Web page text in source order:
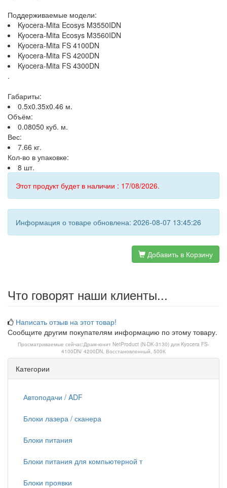
Поддерживаемые модели:
Kyocera-Mita Ecosys M3550IDN
Kyocera-Mita Ecosys M3560IDN
Kyocera-Mita FS 4100DN
Kyocera-Mita FS 4200DN
Kyocera-Mita FS 4300DN
.
Габариты:
0.5x0.35x0.46 м.
Объём:
0.08050 куб. м.
Вес:
7.66 кг.
Кол-во в упаковке:
8 шт.
Этот продукт будет в наличии : 17/08/2026.
Информация о товаре обновлена: 2026-08-07 13:45:26
Добавить в Корзину
Что говорят наши клиенты...
Написать отзыв на этот товар!
Сообщите другим покупателям информацию по этому товару.
Просматриваемые сейчас:Драм-юнит NetProduct (N-DK-3130) для Kyocera FS-
4100DN/ 4200DN, Восстановленный, 500К
Категории
Автоподачи / ADF
Блоки лазера / сканера
Блоки питания
Блоки питания для компьютерной т
Блоки проявки